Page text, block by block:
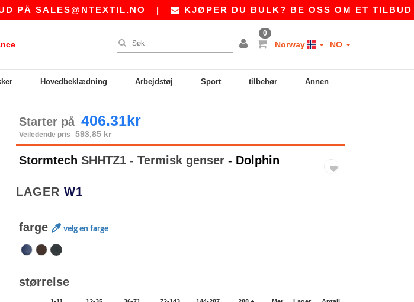
SALES@NTEXTIL.NO| KJØPER DU BULK? BE OSS OM ET TILBUD PÅ
0
Norway NO
Hovedbeklædning Arbejdstøj Sport tilbehør Annen
Starter på 406.31kr
Veiledende pris 593,85 kr
Stormtech SHHTZ1 - Termisk genser - Dolphin
LAGER W1
farge velg en farge
størrelse